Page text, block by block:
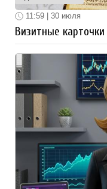
11:59 | 30 июля
Визитные